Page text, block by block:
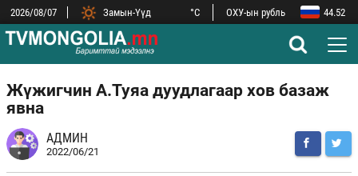
2026/08/07 Замын-Үүд
°C
Сүхбаатар
Улаанбаатар
Дархан
°C
ОХУ-ын рубль
44.52
БНХАУ-ын юань
532.56
2.52
АНУ-ын доллар
3,593.50
Евро
4,146.36
Жүжигчин А.Туяа дуудлагаар хов базаж
явна
АДМИН
2022/06/21